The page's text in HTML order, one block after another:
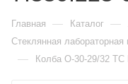
Главная — Каталог —
Стеклянная лабораторная
— Колба О-30-29/32 ТС